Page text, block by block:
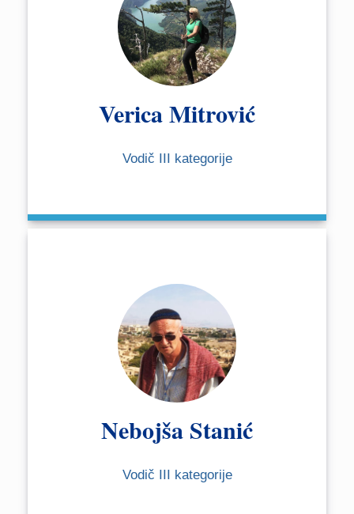
Verica Mitrović
Vodič III kategorije
Nebojša Stanić
Vodič III kategorije